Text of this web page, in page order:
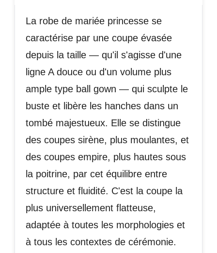
La robe de mariée princesse se
caractérise par une coupe évasée
depuis la taille — qu'il s'agisse d'une
ligne A douce ou d'un volume plus
ample type ball gown — qui sculpte le
buste et libère les hanches dans un
tombé majestueux. Elle se distingue
des coupes sirène, plus moulantes, et
des coupes empire, plus hautes sous
la poitrine, par cet équilibre entre
structure et fluidité. C'est la coupe la
plus universellement flatteuse,
adaptée à toutes les morphologies et
à tous les contextes de cérémonie.